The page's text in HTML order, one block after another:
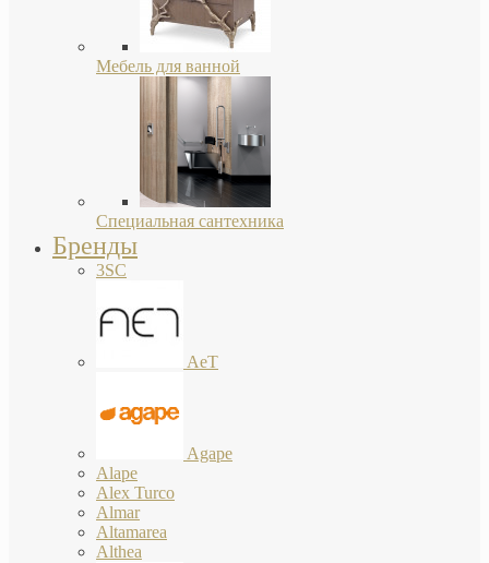
Мебель для ванной
Специальная сантехника
Бренды
3SC
AeT
Agape
Alape
Alex Turco
Almar
Altamarea
Althea